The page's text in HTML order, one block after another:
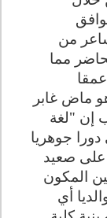
من
مما
ماض غابر
إن "لغة
جوهريا
على صعيد
المكون
أي